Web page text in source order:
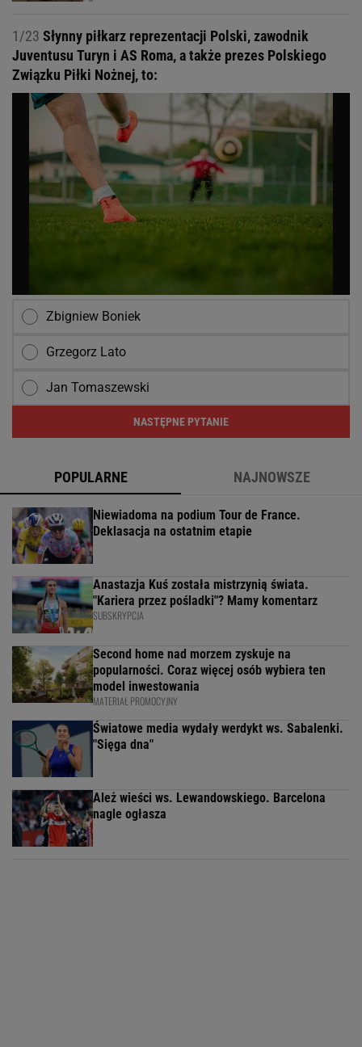
1/23 Słynny piłkarz reprezentacji Polski, zawodnik
Juventusu Turyn i AS Roma, a także prezes Polskiego
Związku Piłki Nożnej, to:
Zbigniew Boniek
Grzegorz Lato
Jan Tomaszewski
NASTĘPNE PYTANIE
POPULARNE NAJNOWSZE
Niewiadoma na podium Tour de France.
Deklasacja na ostatnim etapie
Anastazja Kuś została mistrzynią świata.
"Kariera przez pośladki"? Mamy komentarz
SUBSKRYPCJA
Second home nad morzem zyskuje na
popularności. Coraz więcej osób wybiera ten
model inwestowania
MATERIAŁ PROMOCYJNY
Światowe media wydały werdykt ws. Sabalenki.
"Sięga dna"
Ależ wieści ws. Lewandowskiego. Barcelona
nagle ogłasza